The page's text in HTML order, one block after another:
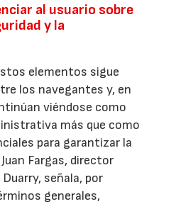
al usuario sobre
y la
elementos sigue
los navegantes y, en
viéndose como
más que como
para garantizar la
Fargas, director
señala, por
generales,